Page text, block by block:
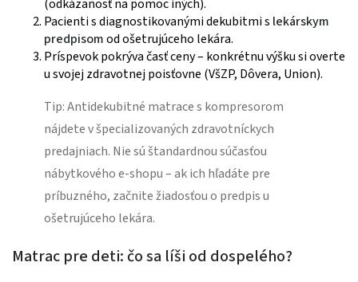
(odkázanosť na pomoc iných).
Pacienti s diagnostikovanými dekubitmi s lekárskym
predpisomod ošetrujúceho lekára.
Príspevok pokrýva časť ceny – konkrétnu výšku si overte
u svojej zdravotnej poisťovne (VšZP, Dôvera, Union).
Tip: Antidekubitné matrace s kompresorom
nájdete v špecializovaných zdravotníckych
predajniach. Nie sú štandardnou súčasťou
nábytkového e-shopu – ak ich hľadáte pre
príbuzného, začnite žiadosťou o predpis u
ošetrujúceho lekára.
Matrac pre deti: čo sa líši od dospelého?